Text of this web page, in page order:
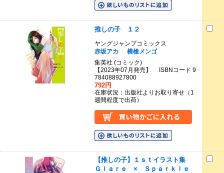
推しの子 １２
ヤングジャンプコミックス
赤坂アカ
横槍メンゴ
集英社 (コミック)
【2023年07月発売】 ISBNコード 9
784088927800
792円
在庫状況：出版社よりお取り寄せ（1
週間程度で出荷）
【推しの子】１ｓｔイラスト集
Ｇｌａｒｅ × Ｓｐａｒｋｌｅ